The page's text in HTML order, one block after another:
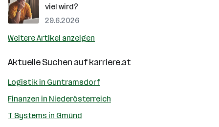
viel wird?
29.6.2026
Weitere Artikel anzeigen
Aktuelle Suchen aufkarriere.at
Logistik in Guntramsdorf
Finanzen in Niederösterreich
T Systems in Gmünd